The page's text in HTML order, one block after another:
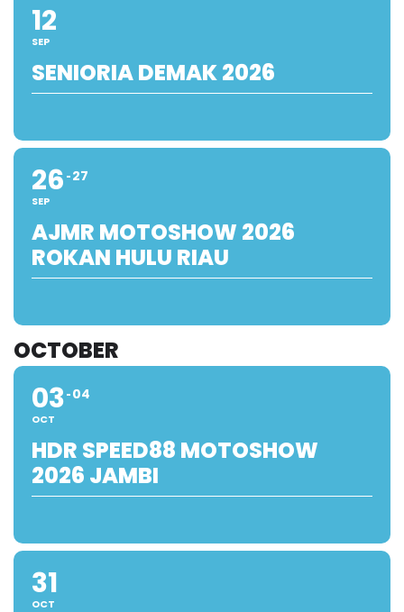
12
SEP
SENIORIA DEMAK 2026
26
SEP
27
AJMR MOTOSHOW 2026
ROKAN HULU RIAU
OCTOBER
03
OCT
04
HDR SPEED88 MOTOSHOW
2026 JAMBI
31
OCT